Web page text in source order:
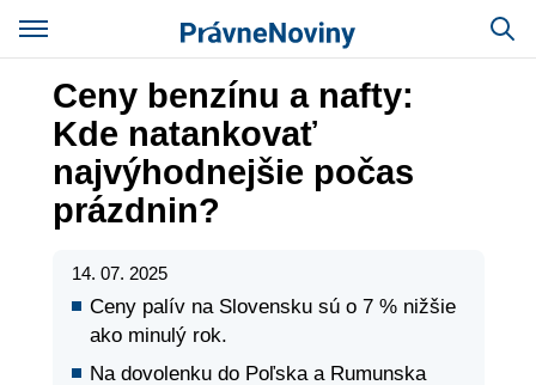
Ceny benzínu a nafty:
Kde natankovať
najvýhodnejšie počas
prázdnin?
14. 07. 2025
Ceny palív na Slovensku sú o 7 % nižšie
ako minulý rok.
Na dovolenku do Poľska a Rumunska